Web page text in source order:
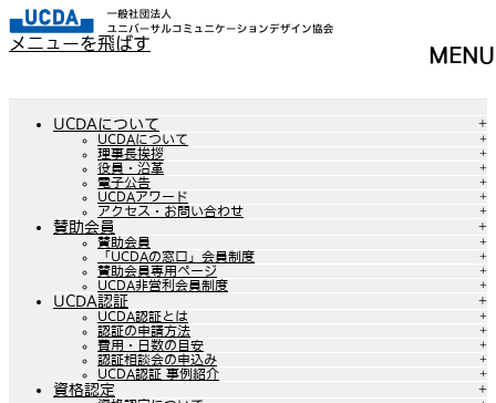
MENU
メニューを飛ばす
UCDAについて
UCDAについて
理事長挨拶
役員・沿革
電子公告
UCDAアワード
アクセス・お問い合わせ
賛助会員
賛助会員
「UCDAの窓口」会員制度
賛助会員専用ページ
UCDA非営利会員制度
UCDA認証
UCDA認証とは
認証の申請方法
費用・日数の目安
認証相談会の申込み
UCDA認証 事例紹介
資格認定